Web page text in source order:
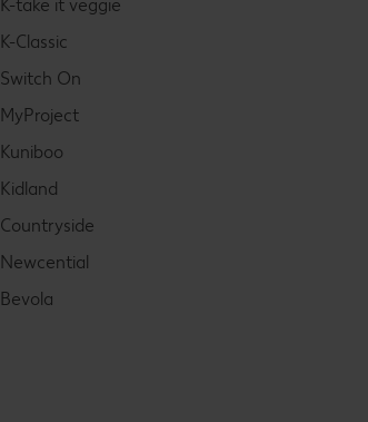
K-take it veggie
K-Classic
Switch On
MyProject
Kuniboo
Kidland
Countryside
Newcential
Bevola